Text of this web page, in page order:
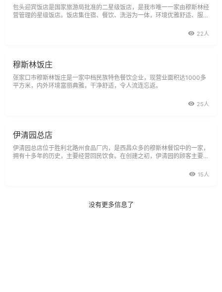
包头迎宾饭店是国家旅游局批准的二星级饭店，是我市唯一一家由穆斯林经
营管理的星级饭店。饭店集住宿、餐饮、洗浴为一体，环境优雅舒适、服务
的清真餐厅聘请名师主厨，可提供各类标准的宴请及团队餐饮，能满足您不
22人
穆斯林饭庄
张家口市穆斯林饭庄是一家中档民族特色餐饮企业，现营业面积达1000多
平方米，内外环境富丽典雅，干净舒适，令人流连忘返。
25人
伊清园总店
伊清园总店位于胜利北路州食品厂内，是西昌众多的穆斯林餐馆中的一家，
拥有十多年的历史，主要经营回民饮食。在创建之初，伊清园的顾客主要是
吸引了越来越多的顾客，而本店也在不断地更新和完善。经过多次的搬迁、
15人
没有更多信息了